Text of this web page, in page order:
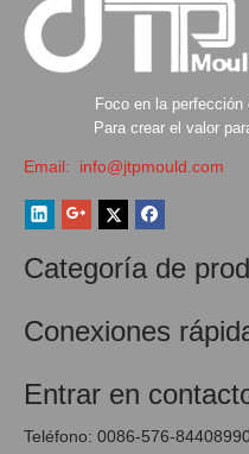
Foco en la perfección
Para crear el valor
Email: info@jtpmould.com
Categoría de
Conexiones
Entrar en
Teléfono: 0086-576-